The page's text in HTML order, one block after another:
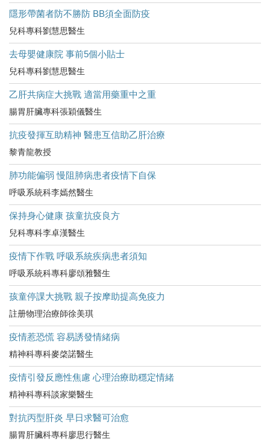
隱形帶菌者防不勝防 BB須全面防疫
兒科專科劉慧思醫生
去母嬰健康院 事前5個小貼士
兒科專科劉慧思醫生
乙肝共病症大挑戰 適當用藥重中之重
腸胃肝臟專科張穎儀醫生
抗疫發揮互助精神 醫患互信助乙肝治療
黎青龍教授
肺功能偏弱 慢阻肺病患者疫情下自保
呼吸系統科李嫣然醫生
保持身心健康 孩童抗疫良方
兒科專科李卓漢醫生
疫情下作戰 呼吸系統疾病患者須知
呼吸系統科專科廖頌雅醫生
孩童停課大挑戰 親子按摩助提高免疫力
註册物理治療師徐美琪
疫情惹恐慌 容易誘發情緒病
精神科專科麥棨諾醫生
疫情引發反應性焦慮 心理治療助穩定情緒
精神科專科談家樂醫生
對抗丙型肝炎 早日求醫可治愈
腸胃肝臟科專科廖思行醫生